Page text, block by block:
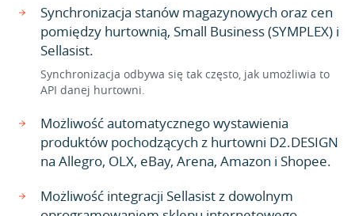
Synchronizacja stanów magazynowych oraz cen
pomiędzy hurtownią, Small Business (SYMPLEX) i
Sellasist.
Synchronizacja odbywa się tak często, jak umożliwia to
API danej hurtowni.
Możliwość automatycznego wystawienia
produktów pochodzących z hurtowni D2.DESIGN
na Allegro, OLX, eBay, Arena, Amazon i Shopee.
Możliwość integracji Sellasist z dowolnym